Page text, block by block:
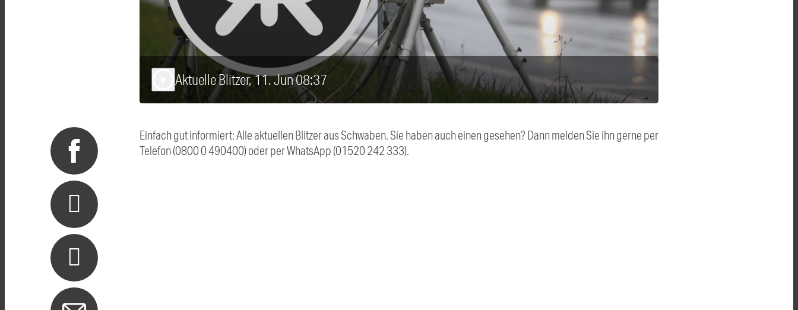
Aktuelle Blitzer, 11. Jun 08:37
Einfach gut informiert: Alle aktuellen Blitzer aus Schwaben. Sie haben auch einen gesehen? Dann melden Sie ihn gerne per
Telefon (0800 0 490400) oder per WhatsApp (01520 242 333).